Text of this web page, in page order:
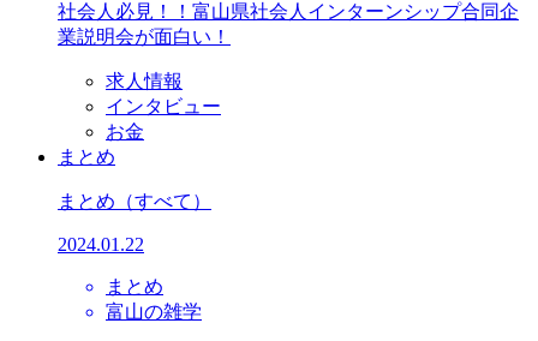
社会人必見！！富山県社会人インターンシップ合同企
業説明会が面白い！
求人情報
インタビュー
お金
まとめ
まとめ （すべて）
2024.01.22
まとめ
富山の雑学